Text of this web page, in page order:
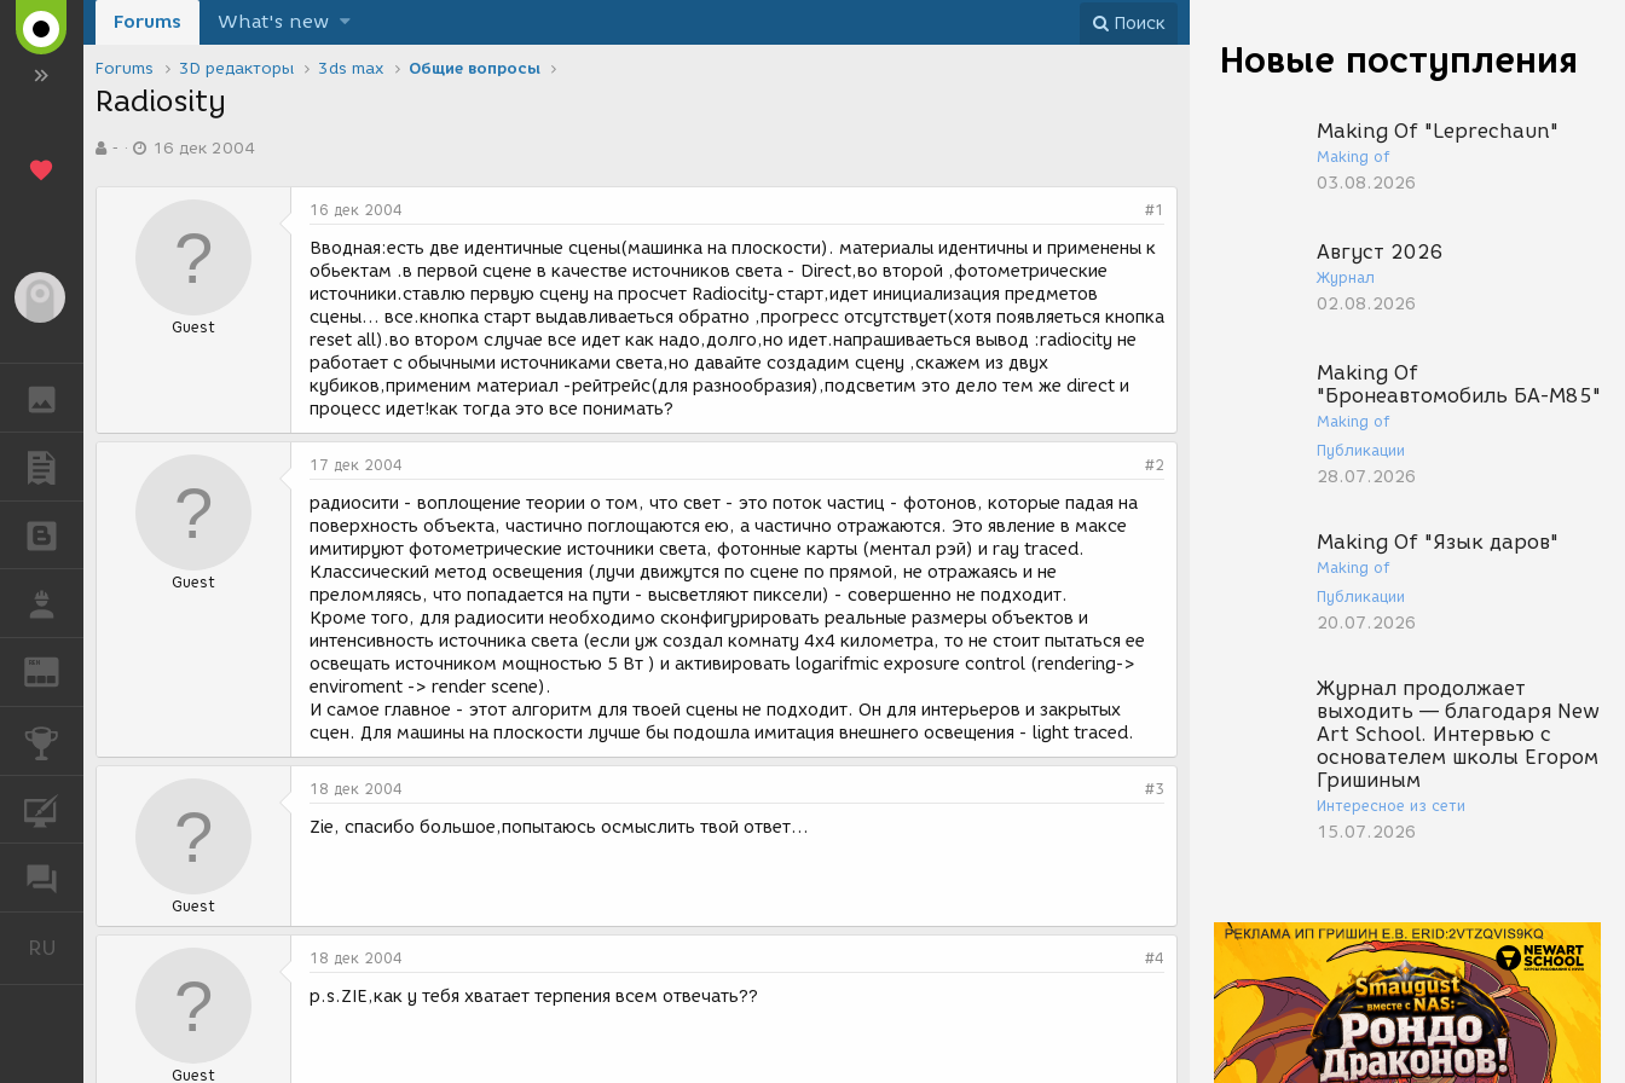
REN
RU
Новые поступления
Making Of "Leprechaun"
Making of
03.08.2026
Август 2026
Журнал
02.08.2026
Making Of
"Бронеавтомобиль БА-М85"
Making of
Публикации
28.07.2026
Making Of "Язык даров"
Making of
Публикации
20.07.2026
Журнал продолжает
выходить — благодаря New
Art School. Интервью с
основателем школы Егором
Гришиным
Интересное из сети
15.07.2026
Forums What's new Поиск
Forums 3D редакторы 3ds max Общие вопросы
Radiosity
в-
а
16 дек 2004
Guest
16 дек 2004 #1
Вводная:есть две идентичные сцены(машинка на плоскости). материалы идентичны и применены к
обьектам .в первой сцене в качестве источников света - Direct,во второй ,фотометрические
источники.ставлю первую сцену на просчет Radiocity-старт,идет инициализация предметов
сцены... все.кнопка старт выдавливаеться обратно ,прогресс отсутствует(хотя появляеться кнопка
reset all).во втором случае все идет как надо,долго,но идет.напрашиваеться вывод :radiocity не
работает с обычными источниками света,но давайте создадим сцену ,скажем из двух
кубиков,применим материал -рейтрейс(для разнообразия),подсветим это дело тем же direct и
процесс идет!как тогда это все понимать?
Guest
17 дек 2004 #2
радиосити - воплощение теории о том, что свет - это поток частиц - фотонов, которые падая на
поверхность объекта, частично поглощаются ею, а частично отражаются. Это явление в максе
имитируют фотометрические источники света, фотонные карты (ментал рэй) и ray traced.
Классический метод освещения (лучи движутся по сцене по прямой, не отражаясь и не
преломляясь, что попадается на пути - высветляют пиксели) - совершенно не подходит.
Кроме того, для радиосити необходимо сконфигурировать реальные размеры объектов и
интенсивность источника света (если уж создал комнату 4х4 километра, то не стоит пытаться ее
освещать источником мощностью 5 Вт ) и активировать logarifmic exposure control (rendering->
enviroment -> render scene).
И самое главное - этот алгоритм для твоей сцены не подходит. Он для интерьеров и закрытых
сцен. Для машины на плоскости лучше бы подошла имитация внешнего освещения - light traced.
Guest
18 дек 2004 #3
Zie, спасибо большое,попытаюсь осмыслить твой ответ...
Guest
18 дек 2004 #4
p.s.ZIE,как у тебя хватает терпения всем отвечать??